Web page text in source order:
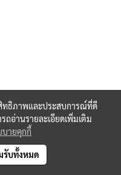
ทธิภาพและประสบการณ์ที่ดี
ถอ่านรายละเอียดเพิ่มเติม
บายคุกกี้
รับทั้งหมด